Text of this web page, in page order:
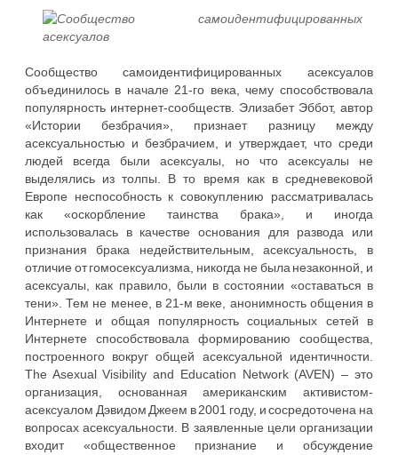
Сообщество самоидентифицированных асексуалов
объединилось в начале 21-го века, чему способствовала
популярность интернет-сообществ. Элизабет Эббот, автор
«Истории безбрачия», признает разницу между
асексуальностью и безбрачием, и утверждает, что среди
людей всегда были асексуалы, но что асексуалы не
выделялись из толпы. В то время как в средневековой
Европе неспособность к совокуплению рассматривалась
как «оскорбление таинства брака», и иногда
использовалась в качестве основания для развода или
признания брака недействительным, асексуальность, в
отличие от гомосексуализма, никогда не была незаконной, и
асексуалы, как правило, были в состоянии «оставаться в
тени». Тем не менее, в 21-м веке, анонимность общения в
Интернете и общая популярность социальных сетей в
Интернете способствовала формированию сообщества,
построенного вокруг общей асексуальной идентичности.
The Asexual Visibility and Education Network (AVEN) – это
организация, основанная американским активистом-
асексуалом Дэвидом Джеем в 2001 году, и сосредоточена на
вопросах асексуальности. В заявленные цели организации
входит «общественное признание и обсуждение